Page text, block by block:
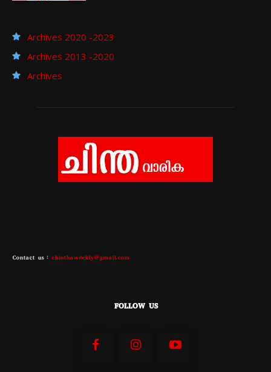
Archives 2020 -2023
Archives 2013 -2020
Archives
Contact us : chinthaweekly@gmail.com
FOLLOW US